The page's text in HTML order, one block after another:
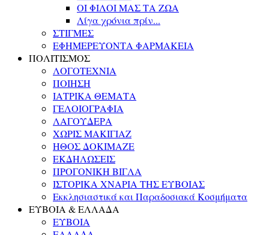
ΟΙ ΦΙΛΟΙ ΜΑΣ ΤΑ ΖΩΑ
Λίγα χρόνια πρίν...
ΣΤΙΓΜΕΣ
ΕΦΗΜΕΡΕΥΟΝΤΑ ΦΑΡΜΑΚΕΙΑ
ΠΟΛΙΤΙΣΜΟΣ
ΛΟΓΟΤΕΧΝΙΑ
ΠΟΙΗΣΗ
ΙΑΤΡΙΚΑ ΘΕΜΑΤΑ
ΓΕΛΟΙΟΓΡΑΦΙΑ
ΛΑΓΟΥΔΕΡΑ
ΧΩΡΙΣ ΜΑΚΙΓΙΑΖ
ΗΘΟΣ ΔΟΚΙΜΑΖΕ
ΕΚΔΗΛΩΣΕΙΣ
ΠΡΟΓΟΝΙΚΗ ΒΙΓΛΑ
ΙΣΤΟΡΙΚΑ ΧΝΑΡΙΑ ΤΗΣ ΕΥΒΟΙΑΣ
Εκκλησιαστικά και Παραδοσιακά Κοσμήματα
ΕΥΒΟΙΑ & ΕΛΛΑΔΑ
ΕΥΒΟΙΑ